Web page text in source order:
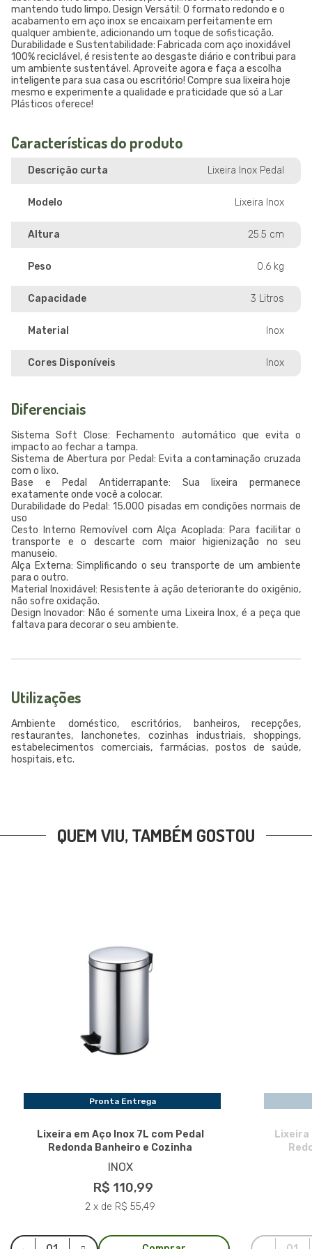
mantendo tudo limpo. Design Versátil: O formato redondo e o
acabamento em aço inox se encaixam perfeitamente em
qualquer ambiente, adicionando um toque de sofisticação.
Durabilidade e Sustentabilidade: Fabricada com aço inoxidável
100% reciclável, é resistente ao desgaste diário e contribui para
um ambiente sustentável. Aproveite agora e faça a escolha
inteligente para sua casa ou escritório! Compre sua lixeira hoje
mesmo e experimente a qualidade e praticidade que só a Lar
Plásticos oferece!
Características do produto
Descrição curta Lixeira Inox Pedal
Modelo Lixeira Inox
Altura 25.5 cm
Peso 0.6 kg
Capacidade 3 Litros
Material Inox
Cores Disponíveis Inox
Diferenciais
Sistema Soft Close: Fechamento automático que evita o
impacto ao fechar a tampa.
Sistema de Abertura por Pedal: Evita a contaminação cruzada
com o lixo.
Base e Pedal Antiderrapante: Sua lixeira permanece
exatamente onde você a colocar.
Durabilidade do Pedal: 15.000 pisadas em condições normais de
uso
Cesto Interno Removível com Alça Acoplada: Para facilitar o
transporte e o descarte com maior higienização no seu
manuseio.
Alça Externa: Simplificando o seu transporte de um ambiente
para o outro.
Material Inoxidável: Resistente à ação deteriorante do oxigênio,
não sofre oxidação.
Design Inovador: Não é somente uma Lixeira Inox, é a peça que
faltava para decorar o seu ambiente.
Utilizações
Ambiente doméstico, escritórios, banheiros, recepções,
restaurantes, lanchonetes, cozinhas industriais, shoppings,
estabelecimentos comerciais, farmácias, postos de saúde,
hospitais, etc.
QUEM VIU, TAMBÉM GOSTOU
Pronta Entrega
Lixeira em Aço Inox 7L com Pedal
Redonda Banheiro e Cozinha
INOX
R$ 110,99
2 x de R$ 55,49
Lixeira